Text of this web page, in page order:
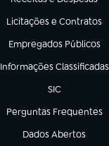
(abre em nova aba)
Licitações e Contratos
(abre em nova aba)
Empregados Públicos
(abre em nova aba)
Informações Classificadas
(abre em nova aba)
SIC
(abre em nova
Perguntas Frequentes
(abre em nova aba)
Dados Abertos
(abre em nova aba)